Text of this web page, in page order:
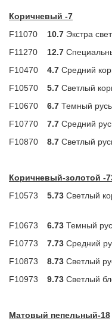
Коричневый -7
F11070
10.7 Экстра
F11270
12.7
F10470
4.7 Средний
F10570
5.7 Светлый
F10670
6.7 Темный
F10770
7.7 Средний
F10870
8.7 Светлый
Коричневый-золотой -
F10573
5.73 Светлый
F10673 6.73 Темный
F10773
7.73 Средний
F10873
8.73 Светлый
F10973
9.73 Светлый
Матовый пепельный-18